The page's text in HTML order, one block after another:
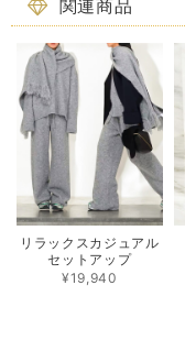
関連商品
リラックスカジュアル
セットアップ
¥19,940